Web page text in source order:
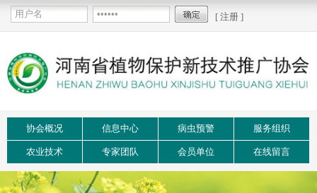
[ 注册 ]
协会概况 信息中心 病虫预警 服务组织
农业技术 专家团队 会员单位 在线留言